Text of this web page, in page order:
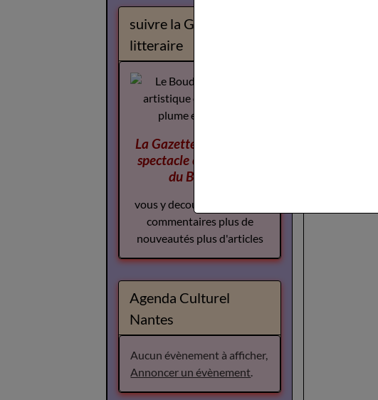
suivre la Gazette
litteraire
La Gazette des Arts du
spectaclecomplement
du Boudoir
vous y decouvrirez plus de
commentaires plus de
nouveautés plus d'articles
Agenda Culturel
Nantes
Aucun évènement à afficher,
Annoncer un évènement.